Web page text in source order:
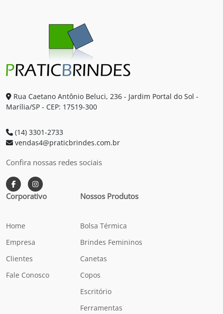
Rua Caetano Antônio Beluci, 236 - Jardim Portal do Sol -
Marília/SP - CEP: 17519-300
(14) 3301-2733
vendas4@praticbrindes.com.br
Confira nossas redes sociais
Corporativo
Home
Empresa
Clientes
Fale Conosco
Nossos Produtos
Bolsa Térmica
Brindes Femininos
Canetas
Copos
Escritório
Ferramentas